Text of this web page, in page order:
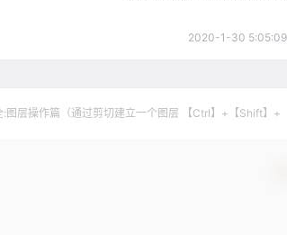
2020-1-30 5:05:09
:图层操作篇（通过剪切建立一个图层 【Ctrl】+【Shift】+